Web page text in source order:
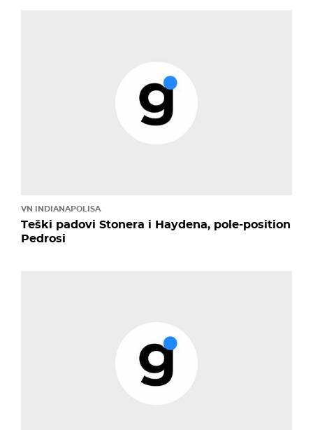
VN INDIANAPOLISA
Teški padovi Stonera i Haydena, pole-position
Pedrosi